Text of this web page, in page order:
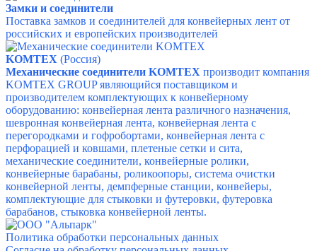
Замки и соединители
Поставка замков и соединителей для конвейерных лент от
российских и европейских производителей
KOMTEX (Россия)
Механические соединители KOMTEX производит компания
KOMTEX GROUP являющийся поставщиком и
производителем комплектующих к конвейерному
оборудованию: конвейерная лента различного назначения,
шевронная конвейерная лента, конвейерная лента с
перегородками и гофробортами, конвейерная лента с
перфорацией и ковшами, плетеные сетки и сита,
механические соединители, конвейерные ролики,
конвейерные барабаны, роликоопоры, система очистки
конвейерной ленты, демпферные станции, конвейеры,
комплектующие для стыковки и футеровки, футеровка
барабанов, стыковка конвейерной ленты.
Политика обработки персональных данных